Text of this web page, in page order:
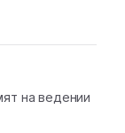
на ведении